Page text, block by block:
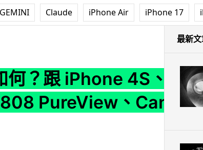
S3、One X、808 PureView、Canon S100 一決高
GEMINI Claude iPhone Air iPhone 17
？跟 iPhone 4S、
PureView、Canon
最新